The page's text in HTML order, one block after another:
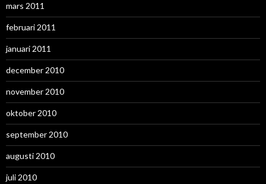
mars 2011
februari 2011
januari 2011
december 2010
november 2010
oktober 2010
september 2010
augusti 2010
juli 2010